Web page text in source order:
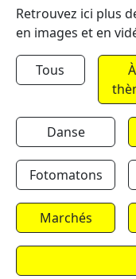
Retrouvez ici plus
en images et en
Tous
À
Danse
Fotomatons
Marchés